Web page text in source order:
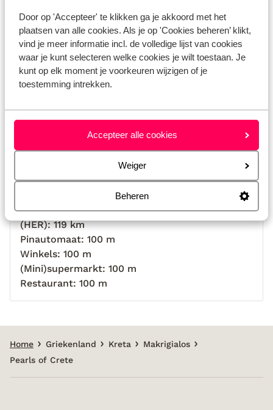
Door op 'Accepteer' te klikken ga je akkoord met het
plaatsen van alle cookies. Als je op 'Cookies beheren’ klikt,
vind je meer informatie incl. de volledige lijst van cookies
waar je kunt selecteren welke cookies je wilt toestaan. Je
kunt op elk moment je voorkeuren wijzigen of je
toestemming intrekken.
Accepteer alle cookies
Weiger
Beheren
Hele vriendelijke eigenaar! Op de
vertrekdag kregen we een hotelkamer
aangeboden in zijn hotel in Ierapetra
omdat we laat terugvlogen. Zonder
kosten, bijzonder gastvrij! We hebben het
erg naar ons zin gehad.
Locatie
Strand: 200 m
Luchthaven Heraklion Nikos Kazantzakis Airport
(HER): 119 km
Pinautomaat: 100 m
Winkels: 100 m
(Mini)supermarkt: 100 m
Restaurant: 100 m
Home Griekenland Kreta
Makrigialos
Pearls of Crete